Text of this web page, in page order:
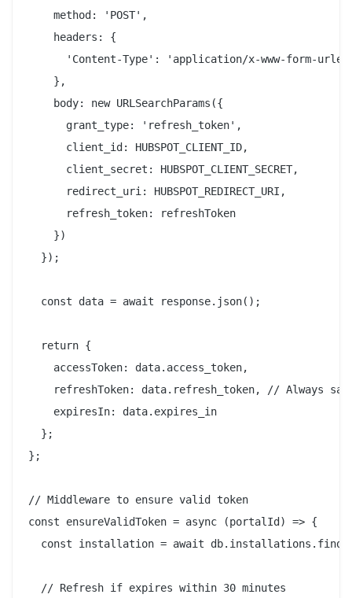
    method: 'POST',
    headers: {
'Content-Type': 'application/x-www-form-
    },
    body: new URLSearchParams({
      grant_type: 'refresh_token',
      client_id: HUBSPOT_CLIENT_ID,
      client_secret: HUBSPOT_CLIENT_SECRET,
      redirect_uri: HUBSPOT_REDIRECT_URI,
      refresh_token: refreshToken
    })
  });
  const data = await response.json();
  return {
    accessToken: data.access_token,
refreshToken: data.refresh_token, // Always
    expiresIn: data.expires_in
  };
};
// Middleware to ensure valid token
const ensureValidToken = async (portalId) => {
const installation = await
  // Refresh if expires within 30 minutes